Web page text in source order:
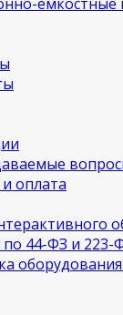
оплата
по 44-ФЗ и 223-